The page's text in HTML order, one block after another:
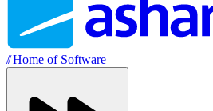
//Home of Software